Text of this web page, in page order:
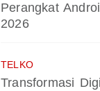
Perangkat
2026
TELKO
Transformasi